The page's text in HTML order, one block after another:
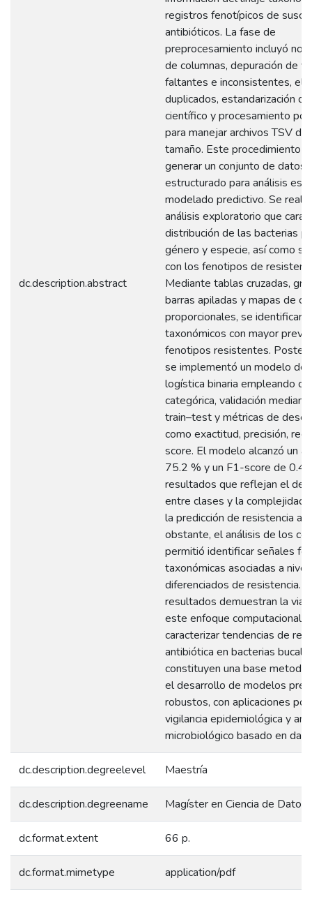
dc.description.abstract
registros fenotípicos de
antibióticos. La fase de
preprocesamiento incluyó
de columnas, depuración de
faltantes e inconsistentes,
duplicados, estandarización
científico y procesamiento
para manejar archivos TSV de
tamaño. Este procedimiento
generar un conjunto de datos
estructurado para análisis
modelado predictivo. Se
análisis exploratorio que
distribución de las bacterias
género y especie, así como
con los fenotipos de
Mediante tablas cruzadas,
barras apiladas y mapas de
proporcionales, se
taxonómicos con mayor
fenotipos resistentes.
se implementó un modelo de
logística binaria empleando
categórica, validación
train–test y métricas de
como exactitud, precisión,
score. El modelo alcanzó un
75.2 % y un F1-score de
resultados que reflejan el
entre clases y la complejidad
la predicción de resistencia
obstante, el análisis de los
permitió identificar señales
taxonómicas asociadas a
diferenciados de resistencia.
resultados demuestran la
este enfoque computacional
caracterizar tendencias de
antibiótica en bacterias
constituyen una base
el desarrollo de modelos
robustos, con aplicaciones
vigilancia epidemiológica y
microbiológico basado en
dc.description.degreelevel Maestría
dc.description.degreename Magíster en Ciencia de Datos
dc.format.extent 66 p.
dc.format.mimetype application/pdf